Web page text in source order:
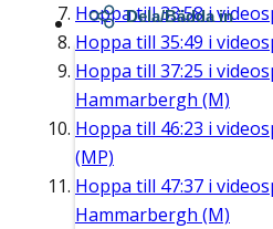
Hoppa till33:58i
Hoppa till 35:49 i
Hoppa till 37:25 i
Hammarbergh (M)
Hoppa till 46:23 i
(MP)
Hoppa till 47:37 i
Hammarbergh (M)
Dela/Bädda in